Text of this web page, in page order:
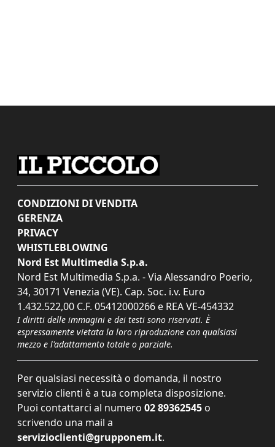
CONDIZIONI DI VENDITA
GERENZA
PRIVACY
WHISTLEBLOWING
Nord Est Multimedia S.p.a.
Nord Est Multimedia S.p.a. - Via Alessandro Poerio,
34, 30171 Venezia (VE). Cap. Soc. i.v. Euro
1.432.522,00 C.F. 05412000266 e REA VE-454332
I diritti delle immagini e dei testi sono riservati. È
espressamente vietata la loro riproduzione con qualsiasi
mezzo e l'adattamento totale o parziale.
Per qualsiasi necessità o domanda, il nostro
servizio clienti è a tua completa disposizione.
Puoi contattarci al numero 02 89362545 o
scrivendo una mail a
servizioclienti@grupponem.it.